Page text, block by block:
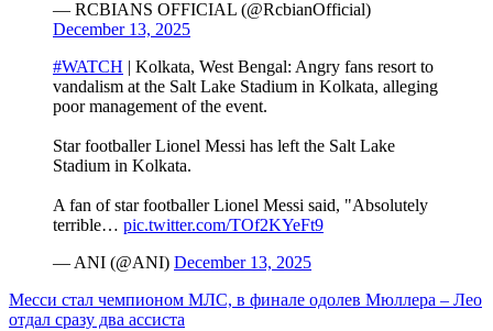
— RCBIANS OFFICIAL (@RcbianOfficial)
December 13, 2025
#WATCH | Kolkata, West Bengal: Angry fans resort to
vandalism at the Salt Lake Stadium in Kolkata, alleging
poor management of the event.
Star footballer Lionel Messi has left the Salt Lake
Stadium in Kolkata.
A fan of star footballer Lionel Messi said, "Absolutely
terrible… pic.twitter.com/TOf2KYeFt9
— ANI (@ANI) December 13, 2025
Месси стал чемпионом МЛС, в финале одолев Мюллера – Лео
отдал сразу два ассиста